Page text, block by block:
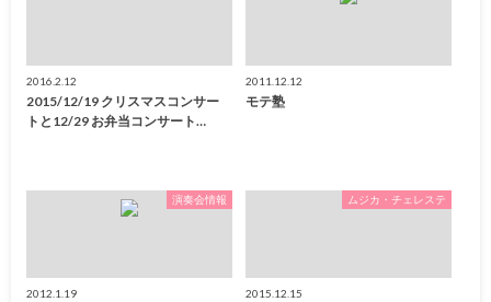
2016.2.12
2015/12/19 クリスマスコンサー
トと12/29 お弁当コンサート…
2011.12.12
モテ塾
演奏会情報
2012.1.19
ムジカ・チェレステ
2015.12.15